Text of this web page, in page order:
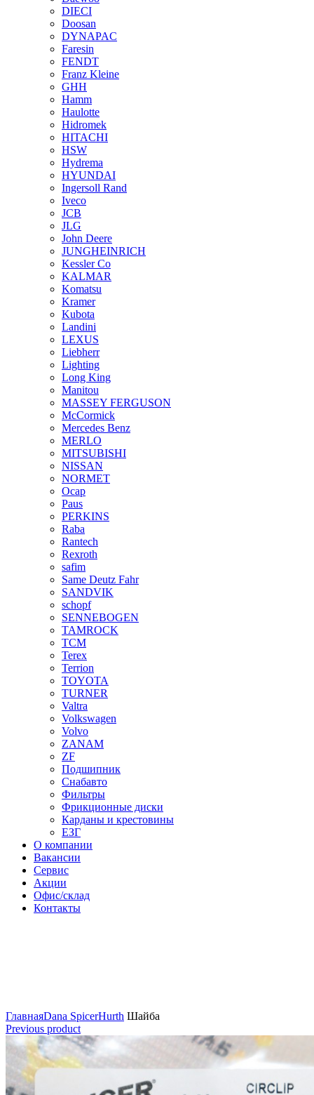
DIECI
Doosan
DYNAPAC
Faresin
FENDT
Franz Kleine
GHH
Hamm
Haulotte
Hidromek
HITACHI
HSW
Hydrema
HYUNDAI
Ingersoll Rand
Iveco
JCB
JLG
John Deere
JUNGHEINRICH
Kessler Co
KALMAR
Komatsu
Kramer
Kubota
Landini
LEXUS
Liebherr
Lighting
Long King
Manitou
MASSEY FERGUSON
McCormick
Mercedes Benz
MERLO
MITSUBISHI
NISSAN
NORMET
Ocap
Paus
PERKINS
Raba
Rantech
Rexroth
safim
Same Deutz Fahr
SANDVIK
schopf
SENNEBOGEN
TAMROCK
TCM
Terex
Terrion
TOYOTA
TURNER
Valtra
Volkswagen
Volvo
ZANAM
ZF
Подшипник
Снабавто
Фильтры
Фрикционные диски
Карданы и крестовины
ЕЗГ
О компании
Вакансии
Сервис
Акции
Офис/склад
Контакты
ГлавнаяDana SpicerHurth Шайба
Previous product